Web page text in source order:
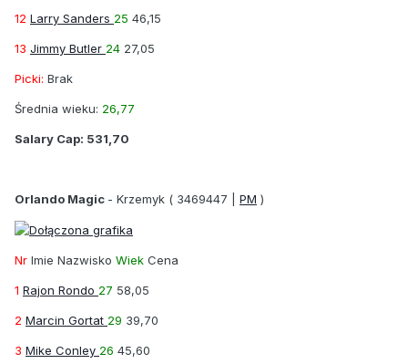
12 Larry Sanders 25 46,15
13 Jimmy Butler 24 27,05
Picki: Brak
Średnia wieku: 26,77
Salary Cap: 531,70
Orlando Magic - Krzemyk ( 3469447 | PM )
Nr Imie Nazwisko Wiek Cena
1 Rajon Rondo 27 58,05
2 Marcin Gortat 29 39,70
3 Mike Conley 26 45,60